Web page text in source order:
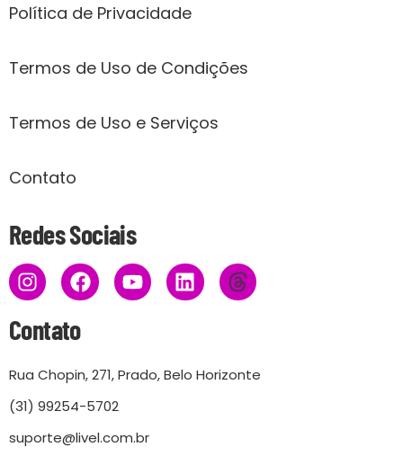
Política de Privacidade
Termos de Uso de Condições
Termos de Uso e Serviços
Contato
Redes Sociais
Contato
Rua Chopin, 271, Prado, Belo Horizonte
(31) 99254-5702
suporte@livel.com.br